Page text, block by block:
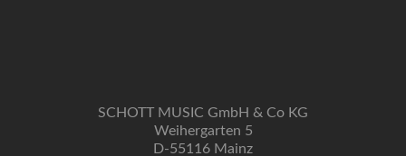
SCHOTT MUSIC GmbH & Co KG
Weihergarten 5
D-55116 Mainz